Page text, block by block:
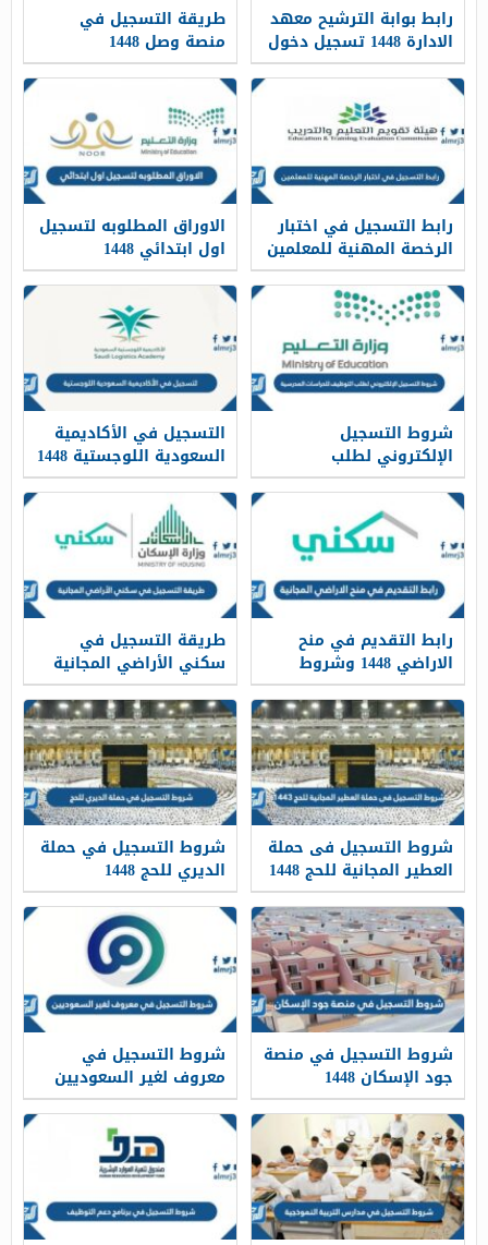
رابط بوابة الترشيح معهد
الادارة 1448 تسجيل دخول
طريقة التسجيل في
منصة وصل 1448
رابط التسجيل في اختبار
الرخصة المهنية للمعلمين
1448 عبر tpl.etec.gov.sa
الاوراق المطلوبه لتسجيل
اول ابتدائي 1448
شروط التسجيل
الإلكتروني لطلب
التوظيف للحراسات
المدرسية 1448
التسجيل في الأكاديمية
السعودية اللوجستية 1448
رابط التقديم في منح
الاراضي 1448 وشروط
التسجيل الجديدة
طريقة التسجيل في
سكني الأراضي المجانية
1448
شروط التسجيل فى حملة
العطير المجانية للحج 1448
شروط التسجيل في حملة
الديري للحج 1448
شروط التسجيل في منصة
جود الإسكان 1448
شروط التسجيل في
معروف لغير السعوديين
1448